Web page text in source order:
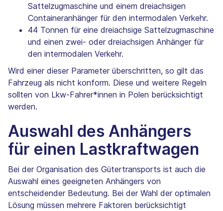
Sattelzugmaschine und einem dreiachsigen
Containeranhänger für den intermodalen Verkehr.
44 Tonnen für eine dreiachsige Sattelzugmaschine
und einen zwei- oder dreiachsigen Anhänger für
den intermodalen Verkehr.
Wird einer dieser Parameter überschritten, so gilt das
Fahrzeug als nicht konform. Diese und weitere Regeln
sollten von Lkw-Fahrer*innen in Polen berücksichtigt
werden.
Auswahl des Anhängers
für einen Lastkraftwagen
Bei der Organisation des Gütertransports ist auch die
Auswahl eines geeigneten Anhängers von
entscheidender Bedeutung. Bei der Wahl der optimalen
Lösung müssen mehrere Faktoren berücksichtigt